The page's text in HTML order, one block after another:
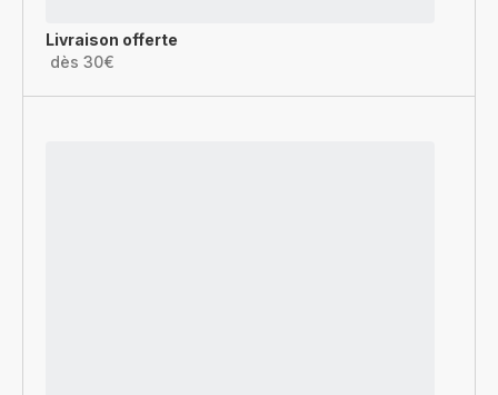
Livraison offerte
dès 30€